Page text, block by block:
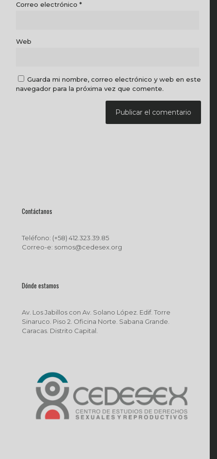
Correo electrónico *
Web
Guarda mi nombre, correo electrónico y web en este
navegador para la próxima vez que comente.
Contáctanos
Teléfono: (+58) 412.323.39.85
Correo-e: somos@cedesex.org
Dónde estamos
Av. Los Jabillos con Av. Solano López. Edif. Torre
Sinaruco. Piso 2. Oficina Norte. Sabana Grande.
Caracas. Distrito Capital.